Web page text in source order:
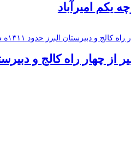
یکم امیرآباد
راه كالج و دبيرستان